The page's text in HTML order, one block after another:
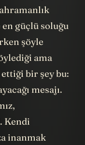
güçlü soluğu
şöyle
ama
bir şey bu:
mesajı.
Kendi
inanmak